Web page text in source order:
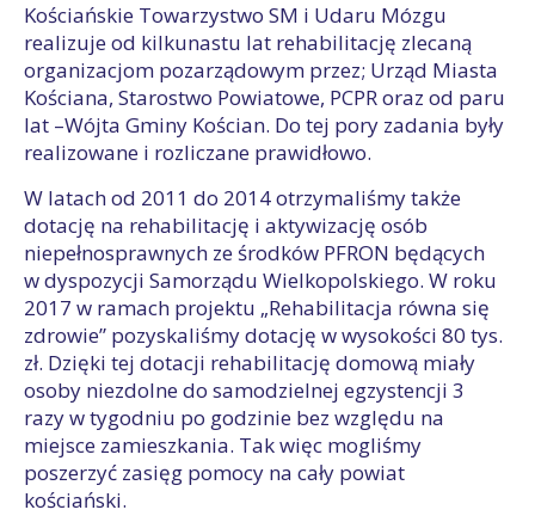
Kościańskie Towarzystwo SM i Udaru Mózgu
realizuje od kilkunastu lat rehabilitację zlecaną
organizacjom pozarządowym przez; Urząd Miasta
Kościana, Starostwo Powiatowe, PCPR oraz od paru
lat –Wójta Gminy Kościan. Do tej pory zadania były
realizowane i rozliczane prawidłowo.
W latach od 2011 do 2014 otrzymaliśmy także
dotację na rehabilitację i aktywizację osób
niepełnosprawnych ze środków PFRON będących
w dyspozycji Samorządu Wielkopolskiego. W roku
2017 w ramach projektu „Rehabilitacja równa się
zdrowie” pozyskaliśmy dotację w wysokości 80 tys.
zł. Dzięki tej dotacji rehabilitację domową miały
osoby niezdolne do samodzielnej egzystencji 3
razy w tygodniu po godzinie bez względu na
miejsce zamieszkania. Tak więc mogliśmy
poszerzyć zasięg pomocy na cały powiat
kościański.